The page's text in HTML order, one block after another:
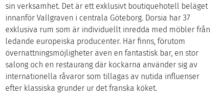
sin verksamhet. Det är ett exklusivt boutiquehotell beläget
innanför Vallgraven i centrala Göteborg. Dorsia har 37
exklusiva rum som är individuellt inredda med möbler från
ledande europeiska producenter. Här finns, förutom
övernattningsmöjligheter även en fantastisk bar, en stor
salong och en restaurang där kockarna använder sig av
internationella råvaror som tillagas av nutida influenser
efter klassiska grunder ur det franska köket.